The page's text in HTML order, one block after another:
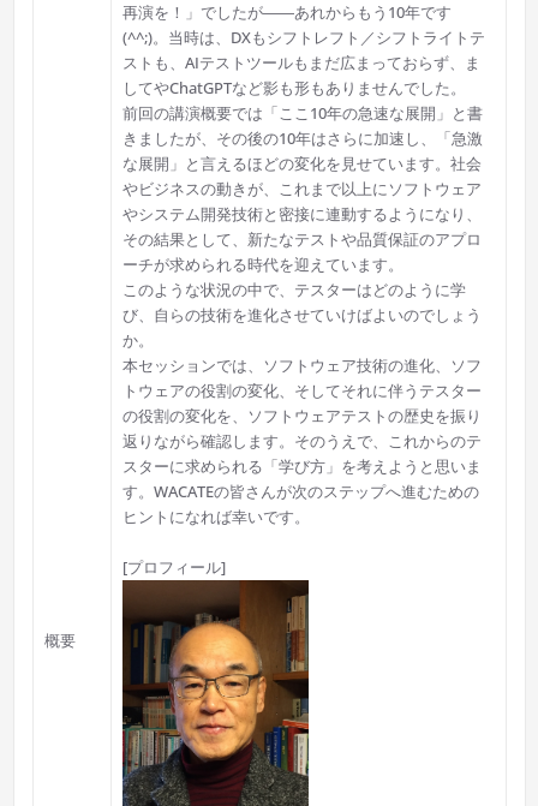
概要
再演を！」でしたが――あれからもう10年です
(^^;)。当時は、DXもシフトレフト／シフトライトテ
ストも、AIテストツールもまだ広まっておらず、ま
してやChatGPTなど影も形もありませんでした。
前回の講演概要では「ここ10年の急速な展開」と書
きましたが、その後の10年はさらに加速し、「急激
な展開」と言えるほどの変化を見せています。社会
やビジネスの動きが、これまで以上にソフトウェア
やシステム開発技術と密接に連動するようになり、
その結果として、新たなテストや品質保証のアプロ
ーチが求められる時代を迎えています。
このような状況の中で、テスターはどのように学
び、自らの技術を進化させていけばよいのでしょう
か。
本セッションでは、ソフトウェア技術の進化、ソフ
トウェアの役割の変化、そしてそれに伴うテスター
の役割の変化を、ソフトウェアテストの歴史を振り
返りながら確認します。そのうえで、これからのテ
スターに求められる「学び方」を考えようと思いま
す。WACATEの皆さんが次のステップへ進むための
ヒントになれば幸いです。
[プロフィール]